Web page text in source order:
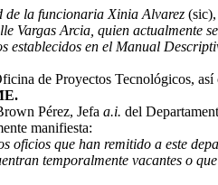
de la funcionaria Xinia Alvarez (sic),
Vargas Arcia, quien actualmente
en el Manual
de Proyectos Tecnológicos,
Pérez, Jefa a.i. del
manifiesta:
que han remitido a este
temporalmente vacantes o